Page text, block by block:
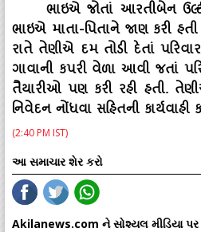
ભાઇએ જોતાં આરતીબેન
ભાઇએ માતા-પિતાને જાણ કરી
રાતે તેણીએ દમ તોડી દેતાં
ગાવાની કપરી વેળા આવી જતાં
તૈયારીઓ પણ કરી રહી હતી.
નિવેદન નોંધવા સહિતની
(2:40 PM IST)
આ સમાચાર શેર કરો
Akilanews.com ને સોશ્યલ મીડિયા પર